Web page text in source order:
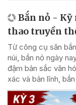
Bắn nỏ -
thao truyền
Từ công cụ săn
núi, bắn nỏ ngày
đậm bản sắc văn
xác và bản lĩnh,